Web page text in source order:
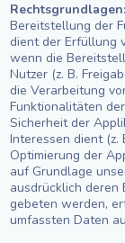
Rechtsgrundlagen:
Bereitstellung der
dient der Erfüllung
wenn die
Nutzer (z. B.
die Verarbeitung
Funktionalitäten
Sicherheit der
Interessen dient (z.
Optimierung der
auf Grundlage
ausdrücklich deren
gebeten werden,
umfassten Daten